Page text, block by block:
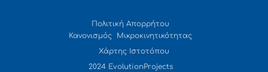
Πολιτική Απορρήτου
Κανονισμός Μικροκινητικότητας
Χάρτης Ιστοτόπου
2024 EvolutionProjects